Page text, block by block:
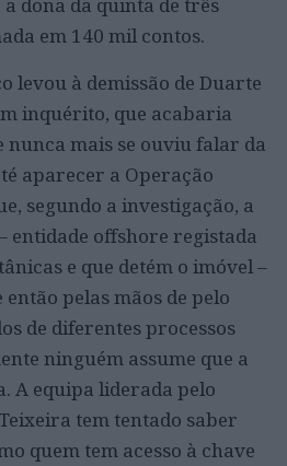
em 140 mil contos.
levou à demissão de Duarte
inquérito, que acabaria
nunca mais se ouviu falar da
aparecer a Operação
segundo a investigação, a
entidade offshore registada
e que detém o imóvel –
pelas mãos de pelo
de diferentes processos
ninguém assume que a
A equipa liderada pelo
tem tentado saber
quem tem acesso à chave